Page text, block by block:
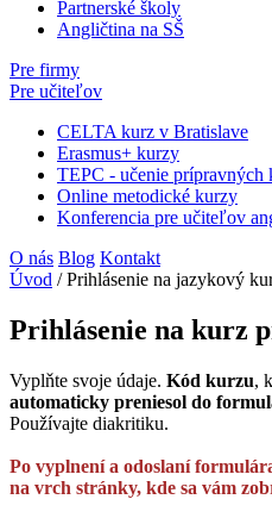
Partnerské školy
Angličtina na SŠ
Pre firmy
Pre učiteľov
CELTA kurz v Bratislave
Erasmus+ kurzy
TEPC - učenie prípravných
Online metodické kurzy
Konferencia pre učiteľov
O nás Blog Kontakt
Úvod /Prihlásenie na jazykový
Prihlásenie na kurz
Vyplňte svoje údaje. Kód kurzu,
automaticky preniesol do
Používajte diakritiku.
Po vyplnení a odoslaní
na vrch stránky, kde sa vám